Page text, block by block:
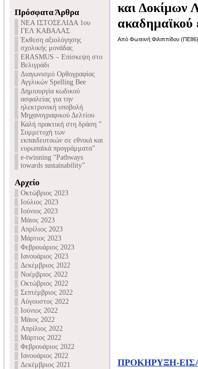
Πρόσφατα Άρθρα
NEA ΙΣΤΟΣΕΛΙΔΑ 1ου
ΓΕΛ ΚΑΒΑΛΑΣ
Έκθεση αξιολόγησης
σχολικής μονάδας
ERASMUS – Επίσκεψη στο
Βελιγράδι
Διαγωνισμό Ορθογραφίας
Αγγλικών Spelling Bee
Δημιουργία κωδικού
ασφαλείας για την
ηλεκτρονική υποβολή
Μηχανογραφικού Δελτίου
Καλή πρακτική στη δράση ”
Συμμετοχή των
εκπαιδευτικών σε εθνικά και
ευρωπαϊκά προγράμματα”
e-twinning “Pathways
towards sustainability”
Αρχείο
Οκτώβριος 2023
Ιούλιος 2023
Ιούνιος 2023
Μάιος 2023
Απρίλιος 2023
Μάρτιος 2023
Φεβρουάριος 2023
Ιανουάριος 2023
Δεκέμβριος 2022
Νοέμβριος 2022
Οκτώβριος 2022
Σεπτέμβριος 2022
Αύγουστος 2022
Ιούνιος 2022
Μάιος 2022
Απρίλιος 2022
Μάρτιος 2022
Φεβρουάριος 2022
Ιανουάριος 2022
Δεκέμβριος 2021
και Δοκίμων
ακαδημαϊκού
Από Φωτεινή Φιλιππίδου
ΠΡΟΚΗΡΥΞΗ-